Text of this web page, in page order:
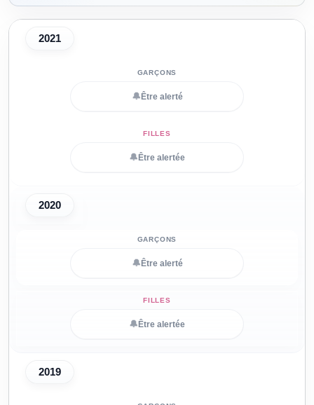
2021
🔔 Être alerté
🔔 Être alertée
2020
🔔 Être alerté
🔔 Être alertée
2019